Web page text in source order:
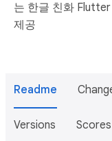
는 한글 친화
제공
Readme
Versions Scores